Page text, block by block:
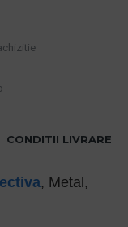
CONDITII LIVRARE
, Metal,